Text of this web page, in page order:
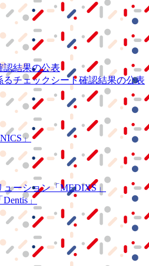
認結果の公表
チェックシート確認結果の公表
」
ューション「MEDIXS」
Dentis」